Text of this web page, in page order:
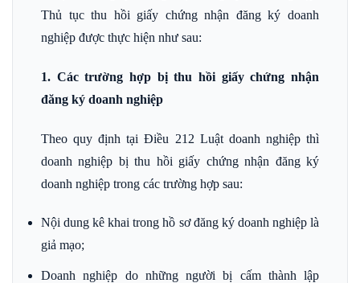
Thủ tục thu hồi giấy chứng nhận đăng ký doanh
nghiệp được thực hiện như sau:
1. Các trường hợp bị thu hồi giấy chứng nhận
đăng ký doanh nghiệp
Theo quy định tại Điều 212 Luật doanh nghiệp thì
doanh nghiệp bị thu hồi giấy chứng nhận đăng ký
doanh nghiệp trong các trường hợp sau:
Nội dung kê khai trong hồ sơ đăng ký doanh nghiệp là
giả mạo;
Doanh nghiệp do những người bị cấm thành lập